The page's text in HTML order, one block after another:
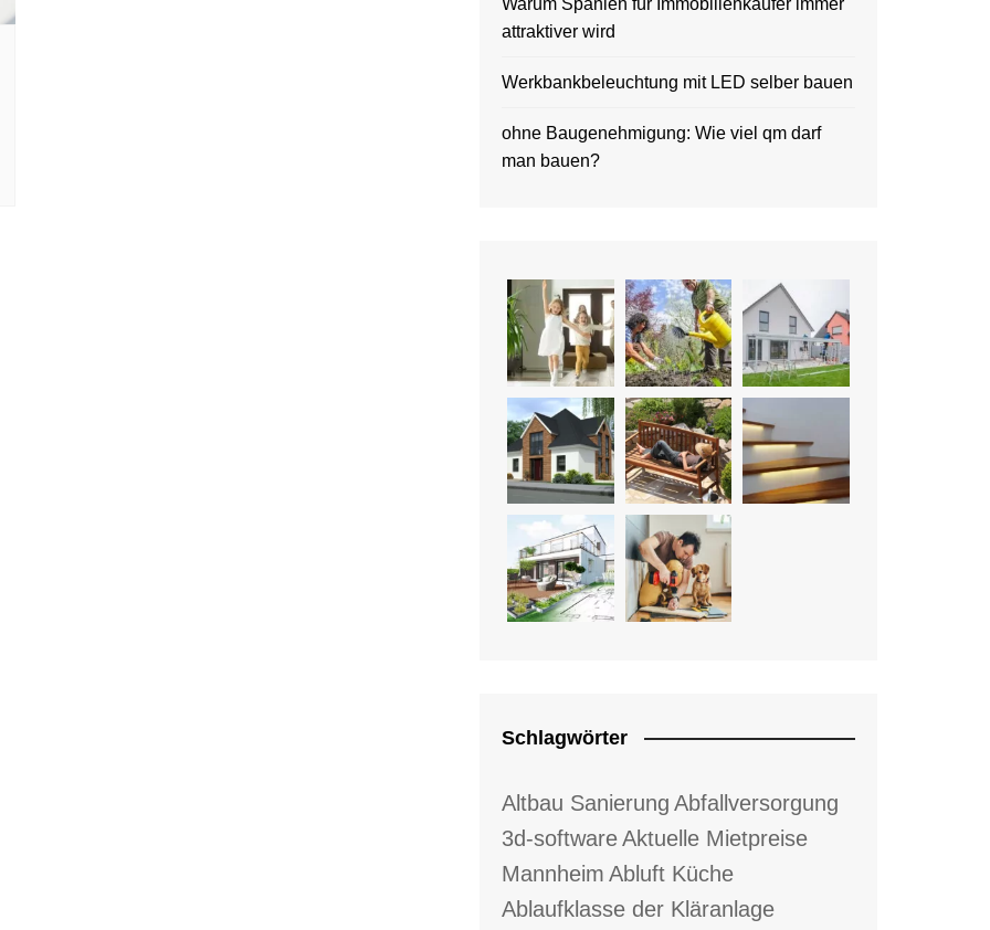
Warum Spanien für Immobilienkäufer immer
attraktiver wird
Werkbankbeleuchtung mit LED selber bauen
ohne Baugenehmigung: Wie viel qm darf
man bauen?
Schlagwörter
Altbau Sanierung Abfallversorgung
3d-softwareAktuelle Mietpreise
Mannheim Abluft Küche
Ablaufklasse der Kläranlage